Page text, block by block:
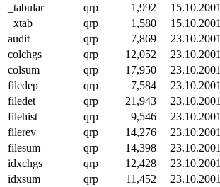
_tabular
qrp 1,992
15.10.2001
_xtab
qrp 1,580
15.10.2001
audit
qrp 7,869
23.10.2001
colchgs
qrp 12,052
23.10.2001
colsum
qrp 17,950
23.10.2001
filedep
qrp 7,584
23.10.2001
filedet
qrp 21,943
23.10.2001
filehist
qrp 9,546
23.10.2001
filerev
qrp 14,276
23.10.2001
filesum
qrp 14,398
23.10.2001
idxchgs
qrp 12,428
23.10.2001
idxsum
qrp 11,452
23.10.2001